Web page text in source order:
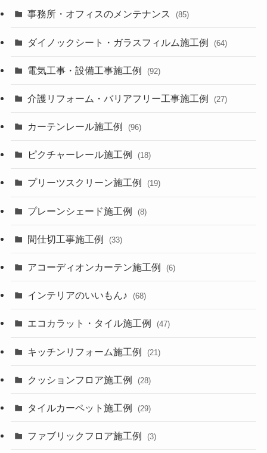
事務所・オフィスのメンテナンス (85)
ダイノックシート・ガラスフィルム施工例 (64)
電気工事・設備工事施工例 (92)
介護リフォーム・バリアフリー工事施工例 (27)
カーテンレール施工例 (96)
ピクチャーレール施工例 (18)
プリーツスクリーン施工例 (19)
プレーンシェード施工例 (8)
間仕切工事施工例 (33)
アコーディオンカーテン施工例 (6)
インテリアのいいもん♪ (68)
エコカラット・タイル施工例 (47)
キッチンリフォーム施工例 (21)
クッションフロア施工例 (28)
タイルカーペット施工例 (29)
ファブリックフロア施工例 (3)